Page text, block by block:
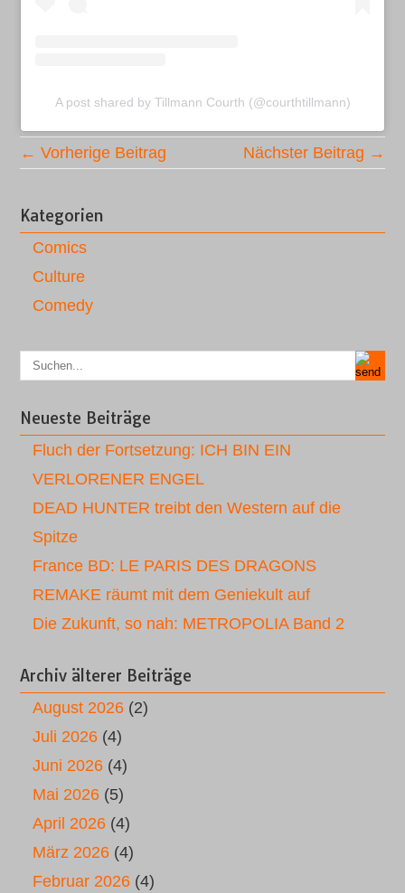
A post shared by Tillmann Courth (@courthtillmann)
← Vorherige Beitrag Nächster Beitrag →
Kategorien
Comics
Culture
Comedy
Neueste Beiträge
Fluch der Fortsetzung: ICH BIN EIN
VERLORENER ENGEL
DEAD HUNTER treibt den Western auf die
Spitze
France BD: LE PARIS DES DRAGONS
REMAKE räumt mit dem Geniekult auf
Die Zukunft, so nah: METROPOLIA Band 2
Archiv älterer Beiträge
August 2026 (2)
Juli 2026 (4)
Juni 2026 (4)
Mai 2026 (5)
April 2026 (4)
März 2026 (4)
Februar 2026 (4)